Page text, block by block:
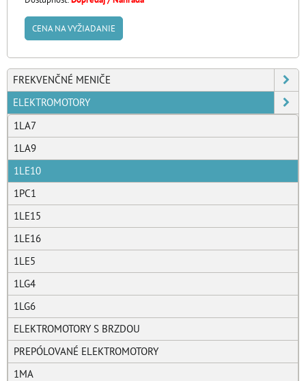
CENA NA VYŽIADANIE
FREKVENČNÉ MENIČE
ELEKTROMOTORY
1LA7
1LA9
1LE10
1PC1
1LE15
1LE16
1LE5
1LG4
1LG6
ELEKTROMOTORY S BRZDOU
PREPÓLOVANÉ ELEKTROMOTORY
1MA